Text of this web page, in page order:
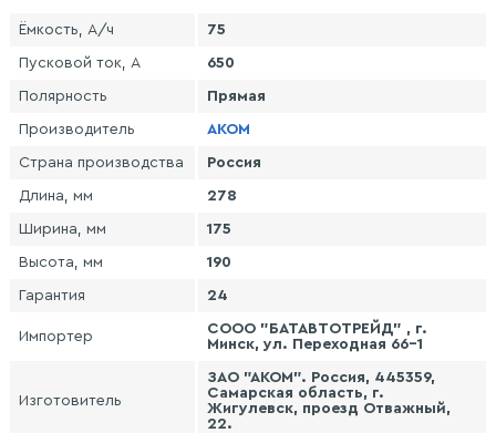
Ёмкость, А/ч 75
Пусковой ток, А 650
Полярность Прямая
Производитель AKOM
Страна производства Россия
Длина, мм 278
Ширина, мм 175
Высота, мм 190
Гарантия 24
Импортер
СООО "БАТАВТОТРЕЙД" , г.
Минск, ул. Переходная 66-1
Изготовитель
ЗАО "АКОМ". Россия, 445359,
Самарская область, г.
Жигулевск, проезд Отважный,
22.